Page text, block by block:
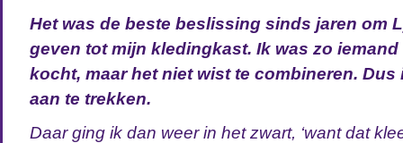
Het was de beste beslissing sinds jaren om
geven tot mijn kledingkast. Ik was zo
kocht, maar het niet wist te combineren.
aan te trekken.
Daar ging ik dan weer in het zwart, ‘want dat